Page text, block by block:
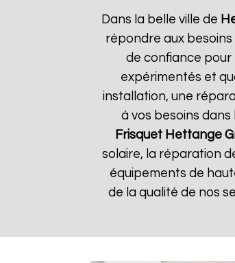
Dans la belle ville de
répondre aux
de confiance pour
expérimentés et
installation, une
à vos besoins
Frisquet Hettange
solaire, la réparation
équipements de
de la qualité de nos